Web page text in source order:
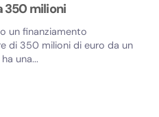
milioni
un finanziamento
di 350 milioni di euro da un
una...